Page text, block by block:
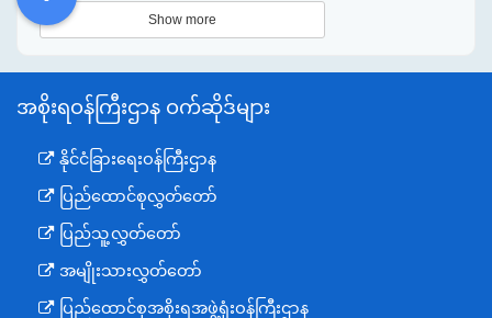
Show more
အစိုးရဝန်ကြီးဌာန ဝက်ဆိုဒ်များ
နိုင်ငံခြားရေးဝန်ကြီးဌာန
ပြည်ထောင်စုလွှတ်တော်
ပြည်သူ့လွှတ်တော်
အမျိုးသားလွှတ်တော်
ပြည်ထောင်စုအစိုးရအဖွဲ့ရုံးဝန်ကြီးဌာန
DDM